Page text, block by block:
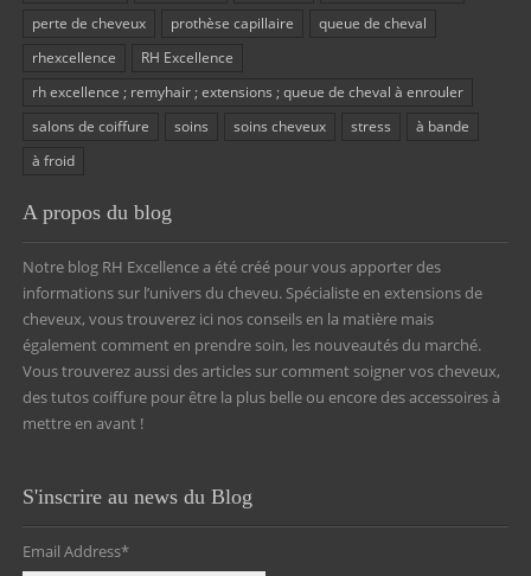
perte de cheveux
prothèse capillaire
queue de cheval
rhexcellence
RH Excellence
rh excellence ; remyhair ; extensions ; queue de cheval à enrouler
salons de coiffure
soins soins cheveux stress
à bande
à froid
A propos du blog
Notre blog RH Excellence a été créé pour vous apporter des
informations sur l’univers du cheveu. Spécialiste en extensions de
cheveux, vous trouverez ici nos conseils en la matière mais
également comment en prendre soin, les nouveautés du marché.
Vous trouverez aussi des articles sur comment soigner vos cheveux,
des tutos coiffure pour être la plus belle ou encore des accessoires à
mettre en avant !
S'inscrire au news du Blog
Email Address*